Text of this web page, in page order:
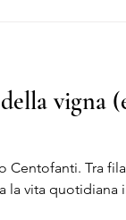
vigna
Centofanti. Tra
la vita quotidiana